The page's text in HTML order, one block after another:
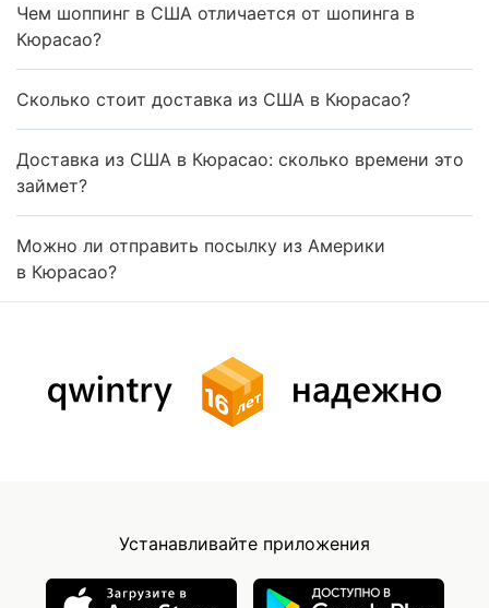
Чем шоппинг в США отличается от шопинга в
Кюрасао?
Сколько стоит доставка из США в Кюрасао?
Доставка из США в Кюрасао: сколько времени это
займет?
Можно ли отправить посылку из Америки
в Кюрасао?
Устанавливайте приложения